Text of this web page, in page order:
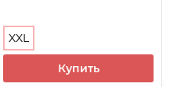
XXL
Купить